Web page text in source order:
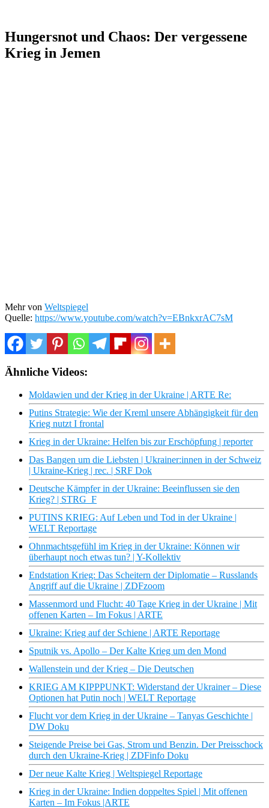
Hungersnot und Chaos: Der vergessene
Krieg in Jemen
Mehr von Weltspiegel
Quelle: https://www.youtube.com/watch?v=EBnkxrAC7sM
Ähnliche Videos:
Moldawien und der Krieg in der Ukraine | ARTE Re:
Putins Strategie: Wie der Kreml unsere Abhängigkeit für den
Krieg nutzt I frontal
Krieg in der Ukraine: Helfen bis zur Erschöpfung | reporter
Das Bangen um die Liebsten | Ukrainer:innen in der Schweiz
| Ukraine-Krieg | rec. | SRF Dok
Deutsche Kämpfer in der Ukraine: Beeinflussen sie den
Krieg? | STRG_F
PUTINS KRIEG: Auf Leben und Tod in der Ukraine |
WELT Reportage
Ohnmachtsgefühl im Krieg in der Ukraine: Können wir
überhaupt noch etwas tun? | Y-Kollektiv
Endstation Krieg: Das Scheitern der Diplomatie – Russlands
Angriff auf die Ukraine | ZDFzoom
Massenmord und Flucht: 40 Tage Krieg in der Ukraine | Mit
offenen Karten – Im Fokus | ARTE
Ukraine: Krieg auf der Schiene | ARTE Reportage
Sputnik vs. Apollo – Der Kalte Krieg um den Mond
Wallenstein und der Krieg – Die Deutschen
KRIEG AM KIPPPUNKT: Widerstand der Ukrainer – Diese
Optionen hat Putin noch | WELT Reportage
Flucht vor dem Krieg in der Ukraine – Tanyas Geschichte |
DW Doku
Steigende Preise bei Gas, Strom und Benzin. Der Preisschock
durch den Ukraine-Krieg | ZDFinfo Doku
Der neue Kalte Krieg | Weltspiegel Reportage
Krieg in der Ukraine: Indien doppeltes Spiel | Mit offenen
Karten – Im Fokus |ARTE